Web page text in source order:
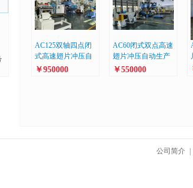
AC125双轴四点闭
式高速翅片冲压自
动生产线
￥950000
AC60闭式双点高速
翅片冲压自动生产
线
￥550000
公司简介